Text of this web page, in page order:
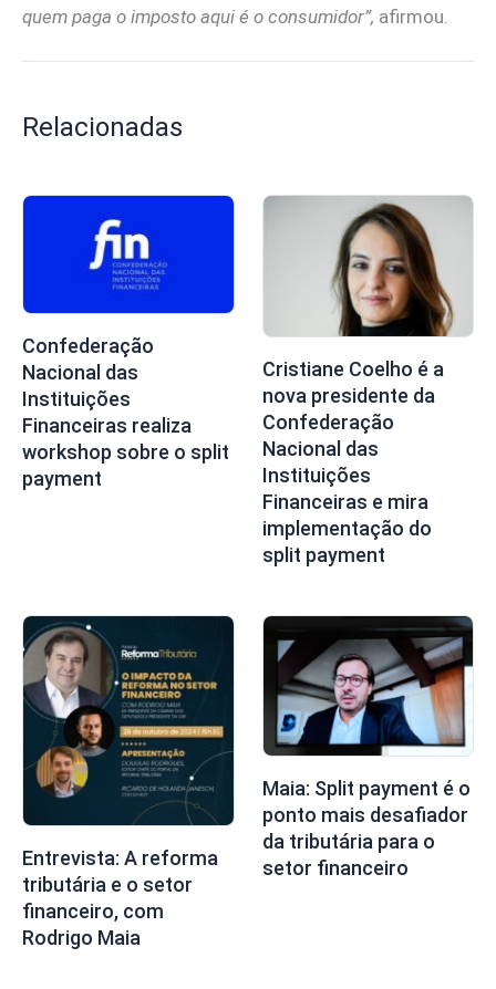
quem paga o imposto aqui é o consumidor”, afirmou.
Relacionadas
Confederação
Nacional das
Instituições
Financeiras realiza
workshop sobre o split
payment
Cristiane Coelho é a
nova presidente da
Confederação
Nacional das
Instituições
Financeiras e mira
implementação do
split payment
Entrevista: A reforma
tributária e o setor
financeiro, com
Rodrigo Maia
Maia: Split payment é o
ponto mais desafiador
da tributária para o
setor financeiro